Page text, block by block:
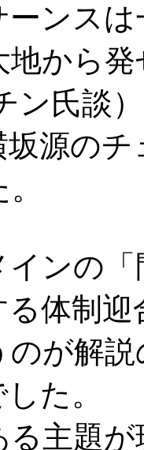
ンス
から
ン氏談
坂源の
ンの
る体制
が解
た。
る主題